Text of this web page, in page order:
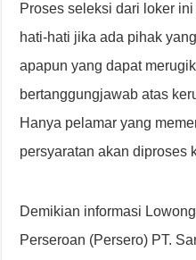
Proses seleksi dari loker
hati-hati jika ada pihak
apapun yang dapat
bertanggungjawab atas
Hanya pelamar yang
persyaratan akan diproses
Demikian informasi
Perseroan (Persero) PT.